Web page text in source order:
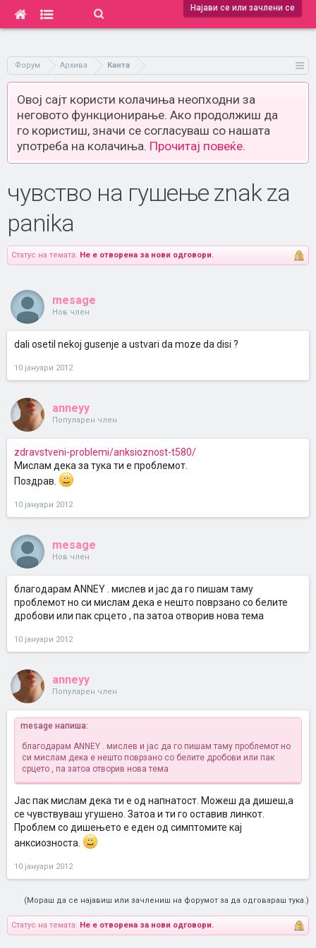
Најави се или зачлени се
Форум Архива Канта
Овој сајт користи колачиња неопходни за
неговото функционирање. Ако продолжиш да
го користиш, значи се согласуваш со нашата
употреба на колачиња. Прочитај повеќе.
чувство на гушење znak za
panika
Статус на темата: Не е отворена за нови одговори.
mesage
Нов член
dali osetil nekoj gusenje a ustvari da moze da disi ?
10 јануари 2012
anneyy
Популарен член
zdravstveni-problemi/anksioznost-t580/
Мислам дека за тука ти е проблемот.
Поздрав.
10 јануари 2012
mesage
Нов член
благодарам ANNEY . мислев и јас да го пишам таму
проблемот но си мислам дека е нешто поврзано со белите
дробови или пак срцето , па затоа отворив нова тема
10 јануари 2012
anneyy
Популарен член
mesage напиша:
благодарам ANNEY . мислев и јас да го пишам таму проблемот но
си мислам дека е нешто поврзано со белите дробови или пак
срцето , па затоа отворив нова тема
Јас пак мислам дека ти е од напнатост. Можеш да дишеш,а
се чувствуваш угушено. Затоа и ти го оставив линкот.
Проблем со дишењето е еден од симптомите кај
анксиозноста.
10 јануари 2012
(Мораш да се најавиш или зачлениш на форумот за да одговараш тука.)
Статус на темата: Не е отворена за нови одговори.